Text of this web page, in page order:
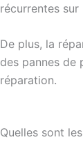
récurrentes
De plus, la
des pannes de
réparation.
Quelles sont